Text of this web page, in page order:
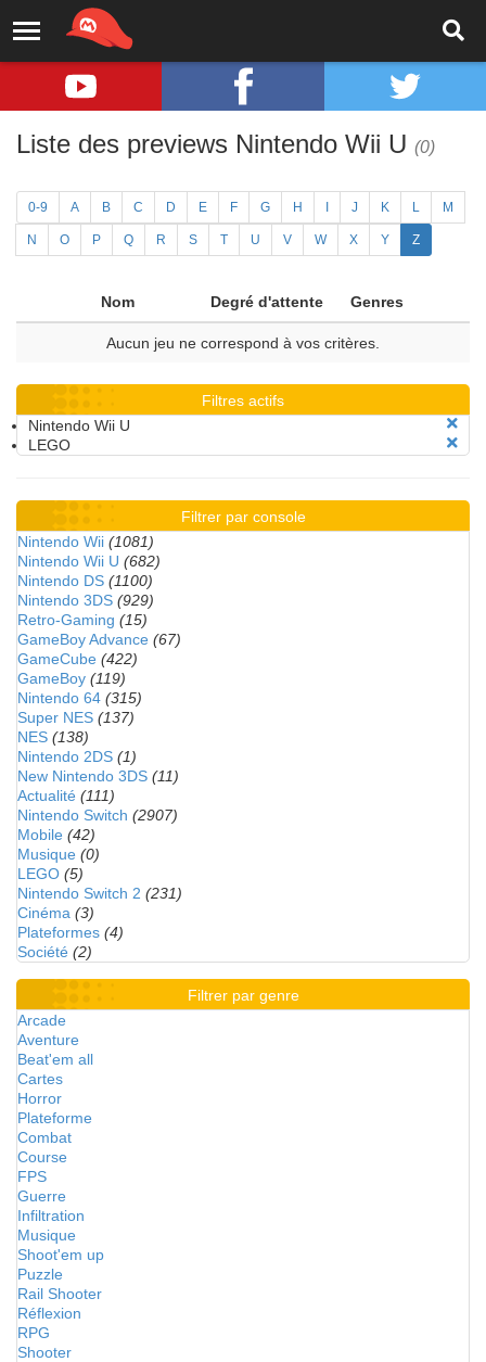
Liste des previews Nintendo Wii U (0)
0-9 A B C D E F G H J K L M
N O P Q R S T U V W X Y Z
Nom Degré d'attente Genres
Aucun jeu ne correspond à vos critères.
Filtres actifs
Nintendo Wii U
LEGO
Filtrer par console
Nintendo Wii (1081)
Nintendo Wii U (682)
Nintendo DS (1100)
Nintendo 3DS (929)
Retro-Gaming (15)
GameBoy Advance (67)
GameCube (422)
GameBoy (119)
Nintendo 64 (315)
Super NES (137)
NES (138)
Nintendo 2DS (1)
New Nintendo 3DS (11)
Actualité (111)
Nintendo Switch (2907)
Mobile (42)
Musique (0)
LEGO (5)
Nintendo Switch 2 (231)
Cinéma (3)
Plateformes (4)
Société (2)
Filtrer par genre
Arcade
Aventure
Beat'em all
Cartes
Horror
Plateforme
Combat
Course
FPS
Guerre
Infiltration
Musique
Shoot'em up
Puzzle
Rail Shooter
Réflexion
RPG
Shooter